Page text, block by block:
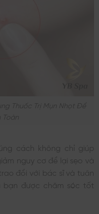
Thuốc Trị Mụn Nhọt Để
cách không chỉ giúp
nguy cơ để lại sẹo và
đổi với bác sĩ và tuân
được chăm sóc tốt